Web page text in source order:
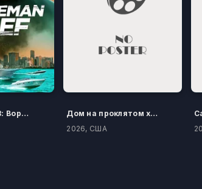
Сорвать банк 3: Вор-джентльмен
Дом на проклятом холме
2026, США